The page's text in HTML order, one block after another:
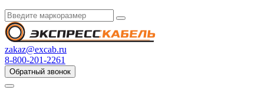
zakaz@excab.ru
8-800-201-2261
Обратный звонок